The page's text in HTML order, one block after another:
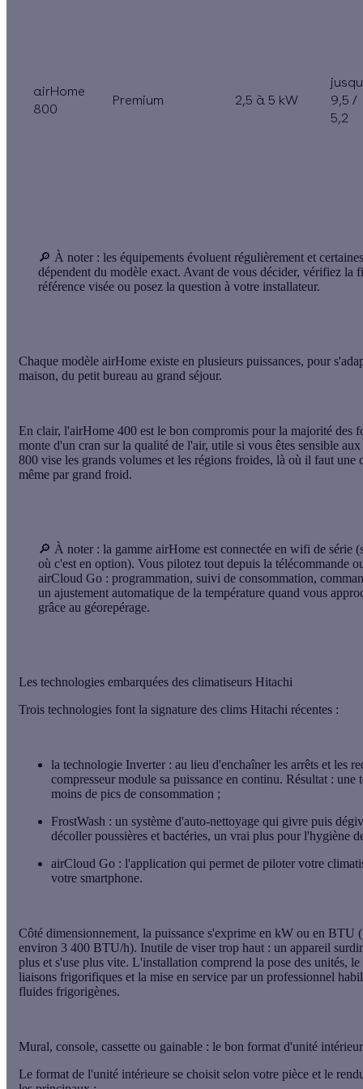
airHome
800
Premium 2,5 à 5 kW
9,5 /
5,2
🔎 À noter : les équipements évoluent régulièrement et
dépendent du modèle exact. Avant de vous décider, vérifiez la
référence visée ou posez la question à votre installateur.
Chaque modèle airHome existe en plusieurs puissances, pour
maison, du petit bureau au grand séjour.
En clair, l'airHome 400 est le bon compromis pour la majorité des
monte d'un cran sur la qualité de l'air, utile si vous êtes sensible
800 vise les grands volumes et les régions froides, là où il faut une
même par grand froid.
🔎 À noter : la gamme airHome est connectée en wifi de série
où c'est en option). Vous pilotez tout depuis la télécommande
airCloud Go : programmation, suivi de consommation,
un ajustement automatique de la température quand vous
grâce au géorepérage.
Les technologies embarquées des climatiseurs Hitachi
Trois technologies font la signature des clims Hitachi récentes :
la technologie Inverter : au lieu d'enchaîner les arrêts et les
compresseur module sa puissance en continu. Résultat : une
moins de pics de consommation ;
FrostWash : un système d'auto-nettoyage qui givre puis
décoller poussières et bactéries, un vrai plus pour l'hygiène
airCloud Go : l'application qui permet de piloter votre
votre smartphone.
Côté dimensionnement, la puissance s'exprime en kW ou en BTU
environ 3 400 BTU/h). Inutile de viser trop haut : un appareil
plus et s'use plus vite. L'installation comprend la pose des unités, le
liaisons frigorifiques et la mise en service par un professionnel
fluides frigorigènes.
Mural, console, cassette ou gainable : le bon format d'unité
Le format de l'unité intérieure se choisit selon votre pièce et le